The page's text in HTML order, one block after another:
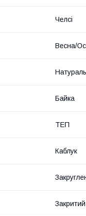
Челсі
Весна/
Байка
ТЕП
Каблук
Закритий